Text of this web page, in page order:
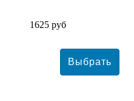
1625 руб